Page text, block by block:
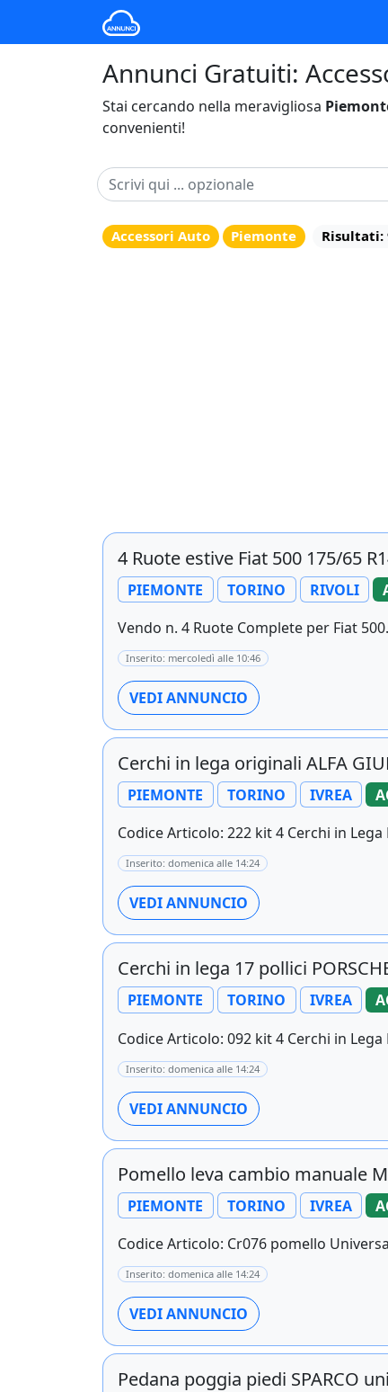
Annunci Gratuiti:
Stai cercando nella meravigliosa
convenienti!
Accessori Auto Piemonte Risultati:
4 Ruote estive Fiat 500 175/65
PIEMONTE TORINO RIVOLI
Vendo n. 4 Ruote Complete per Fiat
Inserito: mercoledì alle 10:46
VEDI ANNUNCIO
Cerchi in lega originali ALFA
PIEMONTE TORINO IVREA
Codice Articolo: 222 kit 4 Cerchi in
Inserito: domenica alle 14:24
VEDI ANNUNCIO
Cerchi in lega 17 pollici
PIEMONTE TORINO IVREA
Codice Articolo: 092 kit 4 Cerchi in
Inserito: domenica alle 14:24
VEDI ANNUNCIO
Pomello leva cambio manuale
PIEMONTE TORINO IVREA
Codice Articolo: Cr076 pomello
Inserito: domenica alle 14:24
VEDI ANNUNCIO
Pedana poggia piedi SPARCO